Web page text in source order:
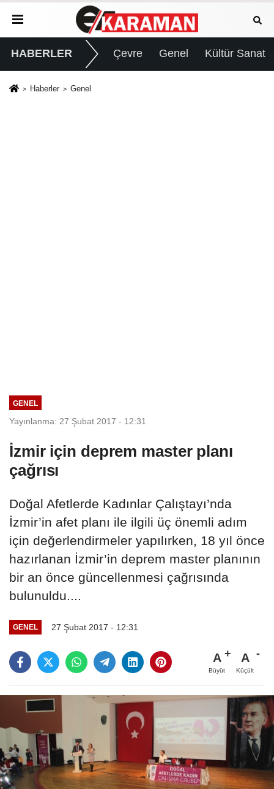
HABERLER Çevre Genel Kültür Sanat
Haberler Genel
GENEL
Yayınlanma: 27 Şubat 2017 - 12:31
İzmir için deprem master planı
çağrısı
Doğal Afetlerde Kadınlar Çalıştayı’nda
İzmir’in afet planı ile ilgili üç önemli adım
için değerlendirmeler yapılırken, 18 yıl önce
hazırlanan İzmir’in deprem master planının
bir an önce güncellenmesi çağrısında
bulunuldu....
GENEL 27 Şubat 2017 - 12:31
A
Büyüt
A
Küçült